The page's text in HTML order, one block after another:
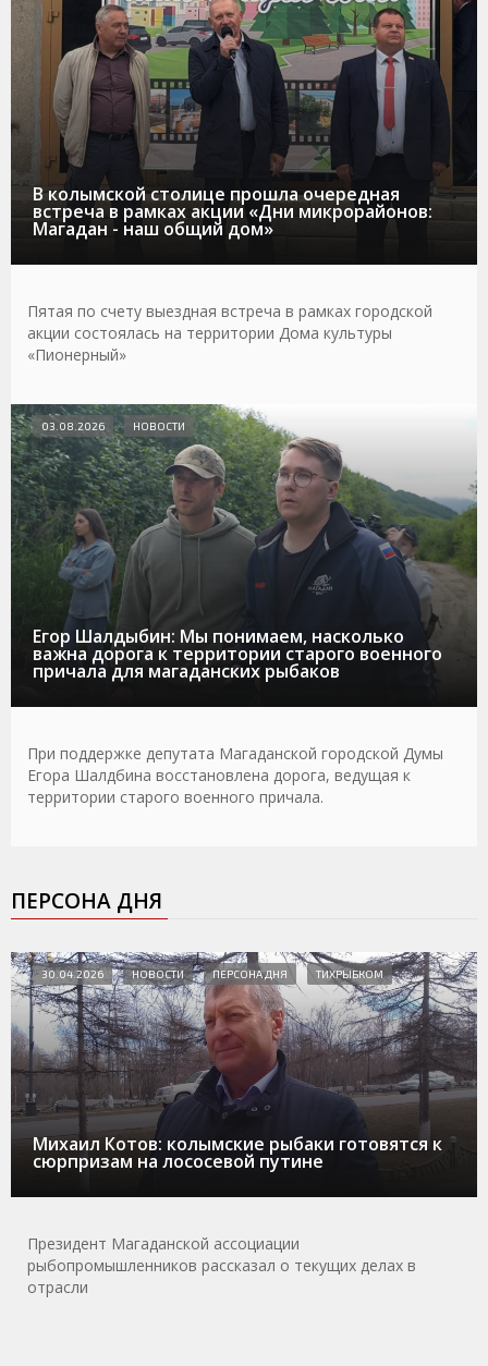
В колымской столице прошла очередная
встреча в рамках акции «Дни микрорайонов:
Магадан - наш общий дом»
Пятая по счету выездная встреча в рамках городской
акции состоялась на территории Дома культуры
«Пионерный»
Егор Шалдыбин: Мы понимаем, насколько
важна дорога к территории старого военного
причала для магаданских рыбаков
03.08.2026 НОВОСТИ
При поддержке депутата Магаданской городской Думы
Егора Шалдбина восстановлена дорога, ведущая к
территории старого военного причала.
ПЕРСОНА ДНЯ
Михаил Котов: колымские рыбаки готовятся к
сюрпризам на лососевой путине
30.04.2026 НОВОСТИ ПЕРСОНА ДНЯ ТИХРЫБКОМ
Президент Магаданской ассоциации
рыбопромышленников рассказал о текущих делах в
отрасли